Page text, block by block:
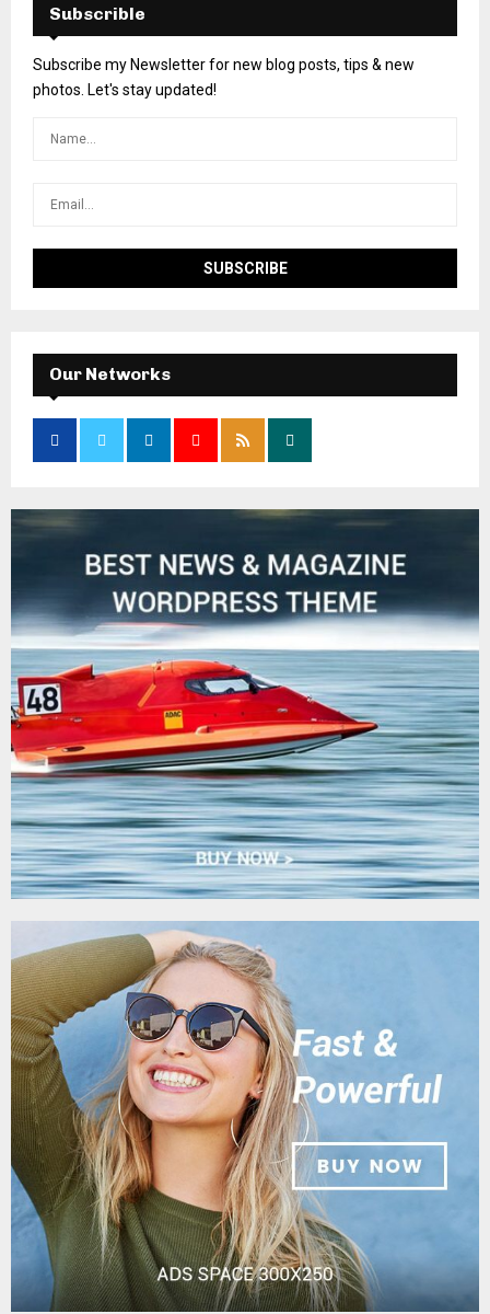
Subscrible
Subscribe my Newsletter for new blog posts, tips & new
photos. Let's stay updated!
Our Networks